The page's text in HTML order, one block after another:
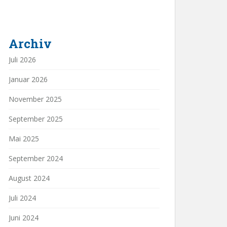
Archiv
Juli 2026
Januar 2026
November 2025
September 2025
Mai 2025
September 2024
August 2024
Juli 2024
Juni 2024